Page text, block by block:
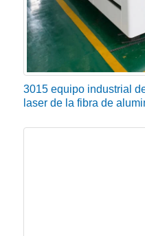
3015 equipo industrial
laser de la fibra de